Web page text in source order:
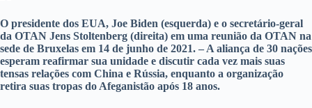
O presidente dos EUA, Joe Biden (esquerda) e o secretário-geral
da OTAN Jens Stoltenberg (direita) em uma reunião da OTAN na
sede de Bruxelas em 14 de junho de 2021. – A aliança de 30 nações
esperam reafirmar sua unidade e discutir cada vez mais suas
tensas relações com China e Rússia, enquanto a organização
retira suas tropas do Afeganistão após 18 anos.